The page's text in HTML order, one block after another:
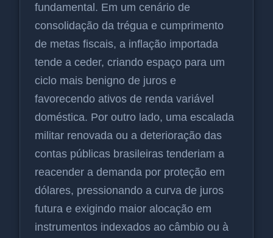
fundamental. Em um cenário de
consolidação da trégua e cumprimento
de metas fiscais, a inflação importada
tende a ceder, criando espaço para um
ciclo mais benigno de juros e
favorecendo ativos de renda variável
doméstica. Por outro lado, uma escalada
militar renovada ou a deterioração das
contas públicas brasileiras tenderiam a
reacender a demanda por proteção em
dólares, pressionando a curva de juros
futura e exigindo maior alocação em
instrumentos indexados ao câmbio ou à